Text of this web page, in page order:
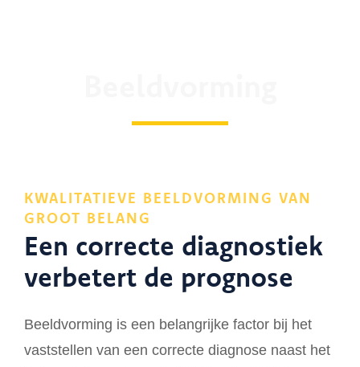
KWALITATIEVE BEELDVORMING VAN
GROOT BELANG
Een correcte diagnostiek
verbetert de prognose
Beeldvorming is een belangrijke factor bij het
vaststellen van een correcte diagnose naast het